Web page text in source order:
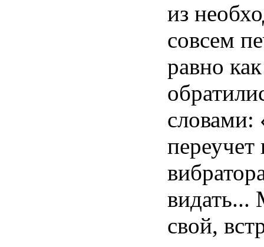
из
совсем
равно
словами:
переучет
видать...
свой,